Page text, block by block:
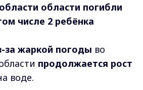
области погибли
числе 2 ребёнка
за жаркой погоды во
продолжается рост
воде.